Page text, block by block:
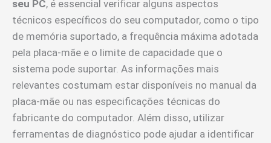
seu PC, é essencial verificar alguns aspectos
técnicos específicos do seu computador, como o tipo
de memória suportado, a frequência máxima adotada
pela placa-mãe e o limite de capacidade que o
sistema pode suportar. As informações mais
relevantes costumam estar disponíveis no manual da
placa-mãe ou nas especificações técnicas do
fabricante do computador. Além disso, utilizar
ferramentas de diagnóstico pode ajudar a identificar